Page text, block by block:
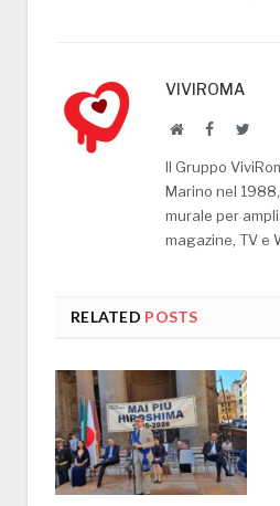
VIVIROMA
WebsiteFacebook
Il Gruppo
Marino nel
murale per
magazine, TV e
RELATED POSTS